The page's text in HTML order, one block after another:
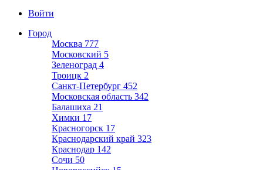
Войти
Город
Москва 777
Московский 5
Зеленоград 4
Троицк 2
Санкт-Петербург 452
Московская область 342
Балашиха 21
Химки 17
Красногорск 17
Краснодарский край 323
Краснодар 142
Сочи 50